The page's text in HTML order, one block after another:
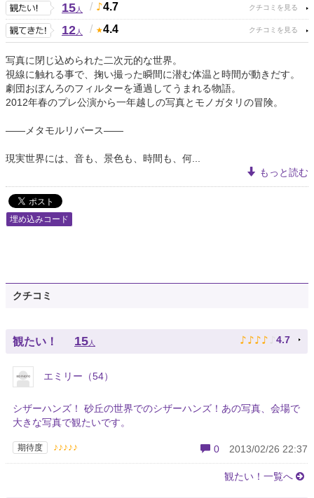
15人 / 4.7
12人 / 4.4
写真に閉じ込められた二次元的な世界。
視線に触れる事で、掬い撮った瞬間に潜む体温と時間が動きだす。
劇団おぼんろのフィルターを通過してうまれる物語。
2012年春のプレ公演から一年越しの写真とモノガタリの冒険。
――メタモルリバース――
現実世界には、音も、景色も、時間も、何...
もっと読む
埋め込みコード
クチコミ
観たい！ 15人 ♪ ♪ ♪ ♪ ♪ 4.7
エミリー（54）
シザーハンズ！ 砂丘の世界でのシザーハンズ！あの写真、会場で
大きな写真で観たいです。
期待度 ♪♪♪♪♪ 0 2013/02/26 22:37
観たい！一覧へ